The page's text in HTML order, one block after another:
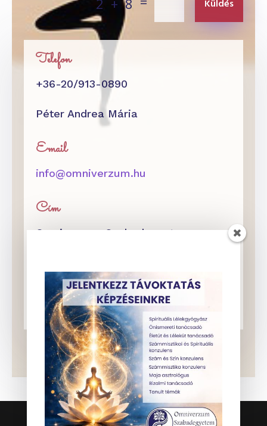
Küldés
Telefon
+36-20/913-0890
Péter Andrea Mária
Email
info@omniverzum.hu
Cím
Omniverzum Szabadegyetem
2 emelet 5.
82-es kapucsengő